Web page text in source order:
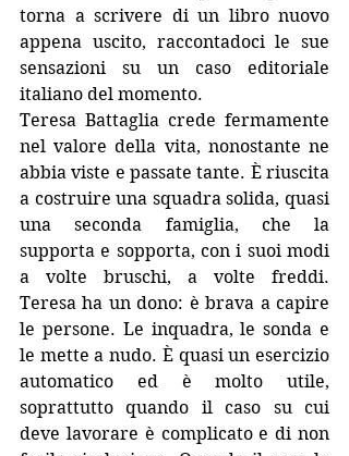
torna a scrivere di un libro nuovo
appena uscito, raccontadoci le sue
sensazioni su un caso editoriale
italiano del momento.
Teresa Battaglia crede fermamente
nel valore della vita, nonostante ne
abbia viste e passate tante. È riuscita
a costruire una squadra solida, quasi
una seconda famiglia, che la
supporta e sopporta, con i suoi modi
a volte bruschi, a volte freddi.
Teresa ha un dono: è brava a capire
le persone. Le inquadra, le sonda e
le mette a nudo. È quasi un esercizio
automatico ed è molto utile,
soprattutto quando il caso su cui
deve lavorare è complicato e di non